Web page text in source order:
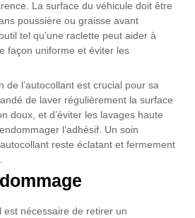
La surface du véhicule doit être
poussière ou graisse avant
tel qu’une raclette peut aider à
façon uniforme et éviter les
de l’autocollant est crucial pour sa
de laver régulièrement la surface
doux, et d’éviter les lavages haute
l’adhésif. Un soin
reste éclatant et fermement
est nécessaire de retirer un